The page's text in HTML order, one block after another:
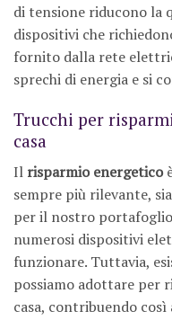
di tensione riducono la
dispositivi che
fornito dalla rete
sprechi di energia e si
Trucchi per
casa
Il risparmio energetico
sempre più rilevante,
per il nostro
numerosi dispositivi
funzionare. Tuttavia,
possiamo adottare per
casa, contribuendo